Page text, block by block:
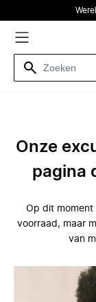
Onze
pagina
Op dit
voorraad, maar
van